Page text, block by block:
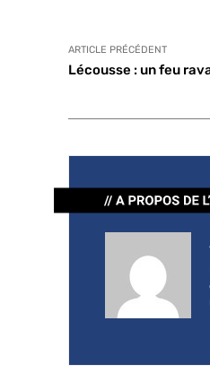
ARTICLE PRÉCÉDENT
Lécousse : un feu